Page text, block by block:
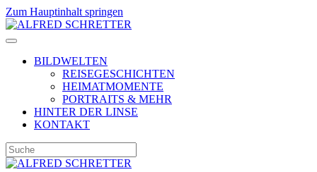
Zum Hauptinhalt springen
BILDWELTEN
REISEGESCHICHTEN
HEIMATMOMENTE
PORTRAITS & MEHR
HINTER DER LINSE
KONTAKT